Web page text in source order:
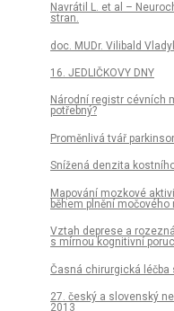
Navrátil L. et al –
stran.
doc. MUDr. Vilibald
16. JEDLIČKOVY DNY
Národní registr cévních
potřebný?
Proměnlivá tvář
Snížená denzita
Mapování mozkové
během plnění močového
Vztah deprese a
s mírnou kognitivní
Časná chirurgická
27. český a slovenský
2013